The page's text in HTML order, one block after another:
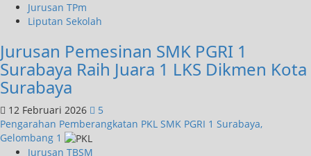
Jurusan TPm
Liputan Sekolah
Jurusan Pemesinan SMK PGRI 1
Surabaya Raih Juara 1 LKS Dikmen Kota
Surabaya
12 Februari 2026
5
Pengarahan Pemberangkatan PKL SMK PGRI 1 Surabaya,
Gelombang 1
Jurusan TBSM